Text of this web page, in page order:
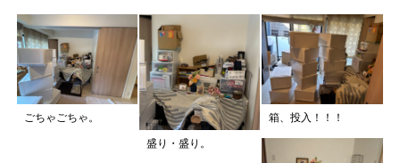
ごちゃごちゃ。
盛り・盛り。
箱、投入！！！